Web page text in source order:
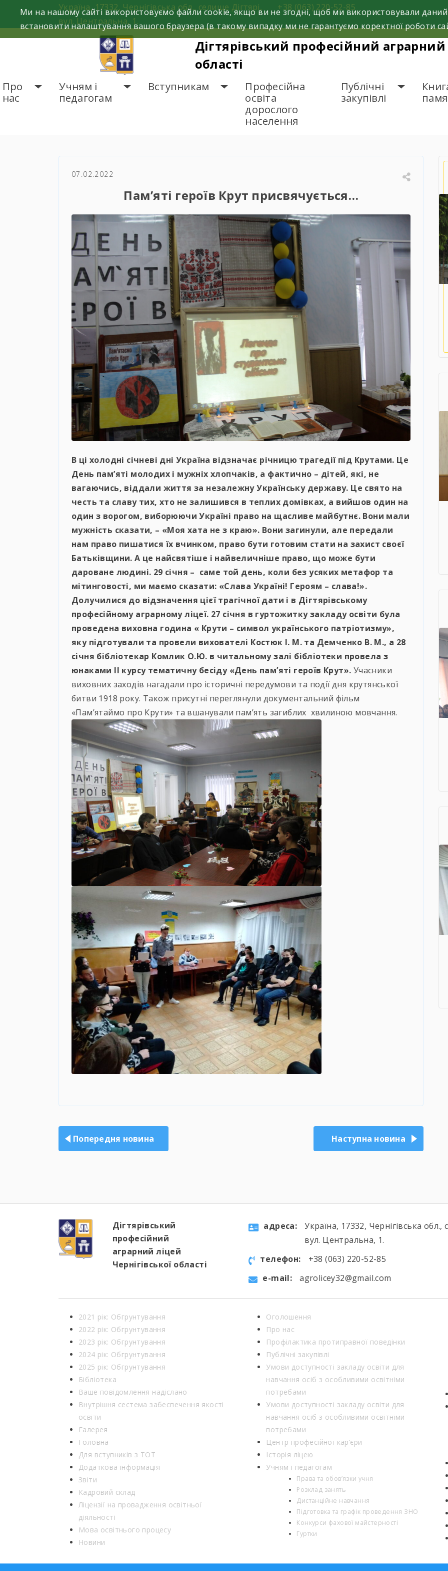
Україна, 17332, Чернігівська обл., селище Дігтярі,
вул. Центральна, 1.
+38 (063) 220-52-85
Дігтярівський професійний аграрний
області
Про
нас
Учням і
педагогам
Вступникам
Професійна
освіта
дорослого
населення
Публічні
закупівлі
Пам’яті героїв Крут присвячується…
07.02.2022
Пам’яті героїв Крут присвячується…
В ці холодні січневі дні Україна відзначає річницю трагедії під Крутами. Це
День пам’яті молодих і мужніх хлопчаків, а фактично – дітей, які, не
вагаючись, віддали життя за незалежну Українську державу. Це свято на
честь та славу тих, хто не залишився в теплих домівках, а вийшов один на
один з ворогом, виборюючи Україні право на щасливе майбутнє. Вони мали
мужність сказати, – «Моя хата не з краю». Вони загинули, але передали
нам право пишатися їх вчинком, право бути готовим стати на захист своєї
Батьківщини. А це найсвятіше і найвеличніше право, що може бути
дароване людині. 29 січня – саме той день, коли без усяких метафор та
мітинговості, ми маємо сказати: «Слава Україні! Героям – слава!».
Долучилися до відзначення цієї трагічної дати і в Дігтярівському
професійному аграрному ліцеї. 27 січня в гуртожитку закладу освіти була
проведена виховна година « Крути – символ українського патріотизму»,
яку підготували та провели вихователі Костюк І. М. та Демченко В. М., а 28
січня бібліотекар Комлик О.Ю. в читальному залі бібліотеки провела з
юнаками ІІ курсу тематичну бесіду «День пам’яті героїв Крут». Учасники
виховних заходів нагадали про історичні передумови та події дня крутянської
битви 1918 року. Також присутні переглянули документальний фільм
«Пам’ятаймо про Крути» та вшанували пам’ять загиблих хвилиною мовчання.
записів
Попередня новина Наступна новина
Ми на нашому сайті використовуємо файли cookie, якщо ви не згодні, щоб ми використовували
встановити налаштування вашого браузера (в такому випадку ми не гарантуємо коректної роботи
Дігтярівський
професійний
аграрний ліцей
Чернігівської області
aдресa:
Україна, 17332, Чернігівська обл.,
вул. Центральна, 1.
телефон:
+38 (063) 220-52-85
e-mail:
agrolicey32@gmail.com
2021 рік: Обгрунтування
2022 рік: Обгрунтування
2023 рік: Обгрунтування
2024 рік: Обгрунтування
2025 рік: Обгрунтування
Бібліотека
Ваше повідомлення надіслано
Внутрішня сестема забеспечення якості
освіти
Галерея
Головна
Для вступників з ТОТ
Додаткова інформація
Звіти
Кадровий склад
Ліцензії на провадження освітньої
діяльності
Мова освітнього процесу
Новини
Оголошення
Про нас
Профілактика протиправної поведінки
Публічні закупівлі
Умови доступності закладу освіти для
навчання осіб з особливими освітніми
потребами
Умови доступності закладу освіти для
навчання осіб з особливими освітніми
потребами
Центр професійної кар’єри
Історія ліцею
Учням і педагогам
Права та обов’язки учня
Розклад занять
Дистанційне навчання
Підготовка та графік проведення ЗНО
Конкурси фахової майстерності
Гуртки